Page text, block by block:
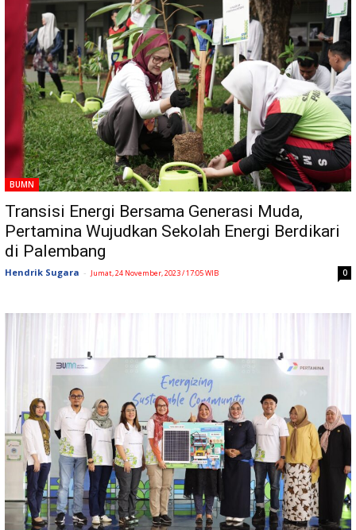
BUMN
Transisi Energi Bersama Generasi Muda,
Pertamina Wujudkan Sekolah Energi Berdikari
di Palembang
Hendrik Sugara - Jumat, 24 November, 2023 / 17:05 WIB 0